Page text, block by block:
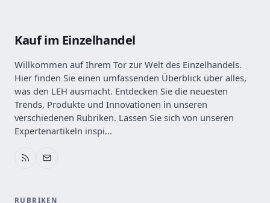
Kauf im Einzelhandel
Willkommen auf Ihrem Tor zur Welt des Einzelhandels.
Hier finden Sie einen umfassenden Überblick über alles,
was den LEH ausmacht. Entdecken Sie die neuesten
Trends, Produkte und Innovationen in unseren
verschiedenen Rubriken. Lassen Sie sich von unseren
Expertenartikeln inspi...
RUBRIKEN